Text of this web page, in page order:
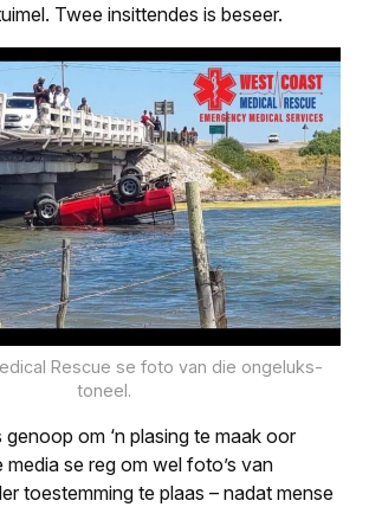
Twee insittendes is beseer.
Rescue se foto van die ongeluks-
toneel.
genoop om ‘n plasing te maak oor
media se reg om wel foto’s van
toestemming te plaas – nadat mense